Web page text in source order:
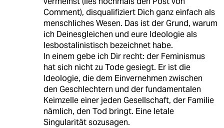
Comment), disqualifiziert Dich ganz einfach als
menschliches Wesen. Das ist der Grund, warum
ich Deinesgleichen und eure Ideologie als
lesbostalinistisch bezeichnet habe.
In einem gebe ich Dir recht: der Feminismus
hat sich nicht zu Tode gesiegt. Er ist die
Ideologie, die dem Einvernehmen zwischen
den Geschlechtern und der fundamentalen
Keimzelle einer jeden Gesellschaft, der Familie
nämlich, den Tod bringt. Eine letale
Singularität sozusagen.